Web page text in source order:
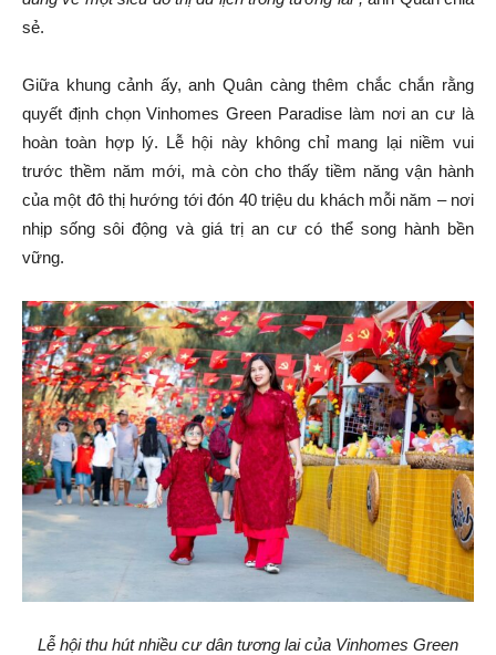
sẻ.
Giữa khung cảnh ấy, anh Quân càng thêm chắc chắn rằng
quyết định chọn Vinhomes Green Paradise làm nơi an cư là
hoàn toàn hợp lý. Lễ hội này không chỉ mang lại niềm vui
trước thềm năm mới, mà còn cho thấy tiềm năng vận hành
của một đô thị hướng tới đón 40 triệu du khách mỗi năm – nơi
nhịp sống sôi động và giá trị an cư có thể song hành bền
vững.
Lễ hội thu hút nhiều cư dân tương lai của Vinhomes Green